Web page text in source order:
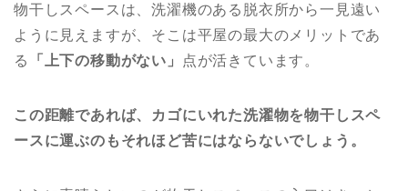
物干しスペースは、洗濯機のある脱衣所から一見遠い
ように見えますが、そこは平屋の最大のメリットであ
る
「上下の移動がない」 点が活きています。
この距離であれば、
カゴにいれた洗濯物を物干しスペ
ースに運ぶのもそれほど苦にはならないでしょう。